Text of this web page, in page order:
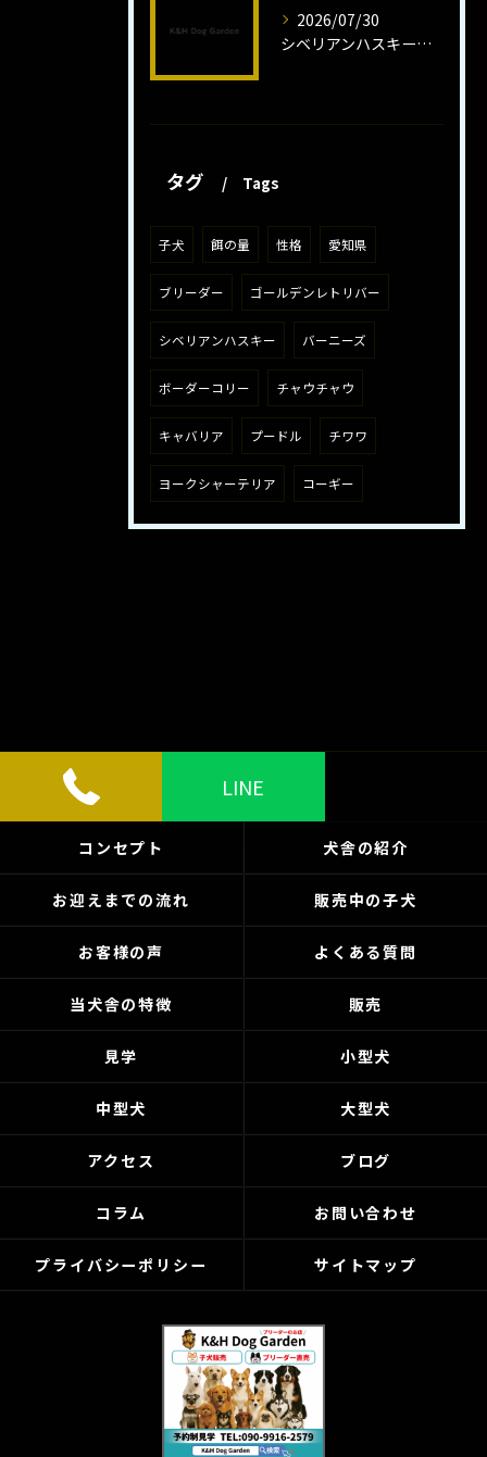
2026/07/30
シベリアンハスキー子犬の魅力と飼育法
タグ Tags
子犬 餌の量 性格 愛知県
ブリーダー ゴールデンレトリバー
シベリアンハスキー バーニーズ
ボーダーコリー チャウチャウ
キャバリア プードル チワワ
ヨークシャーテリア コーギー
LINE
コンセプト 犬舎の紹介
お迎えまでの流れ 販売中の子犬
お客様の声 よくある質問
当犬舎の特徴 販売
見学 小型犬
中型犬 大型犬
アクセス ブログ
コラム お問い合わせ
プライバシーポリシー サイトマップ